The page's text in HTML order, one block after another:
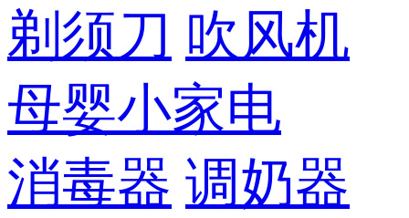
剃须刀 吹风机
母婴小家电
消毒器 调奶器